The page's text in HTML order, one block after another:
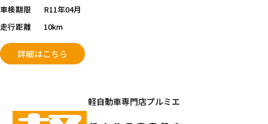
車検期限
R11年04月
走行距離
10km
詳細はこちら
軽自動車専門店プルミエ